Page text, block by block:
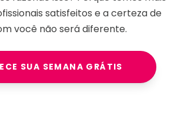
satisfeitos e a certeza de
você não será diferente.
SUA SEMANA GRÁTIS